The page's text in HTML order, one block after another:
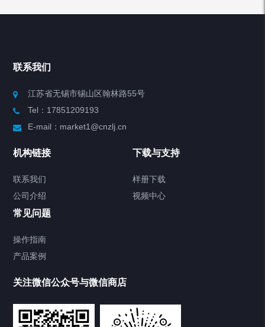
产品列表
制冷加热动态控温系统
Chiller直冷控温机组
Heating Circulator加热循环器
Freezer低温箱
联系我们
江苏省无锡市锡山区翰林路55号
Tel：17851209193
E-mail：market1@cnzlj.cn
机构链接
联系我们
公司介绍
下载与支持
样册下载
视频中心
常见问题
操作指南
产品案例
关注微信公众号与微信商店